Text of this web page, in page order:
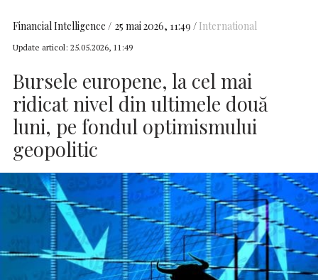
Financial Intelligence 25 mai 2026, 11:49 International
Update articol: 25.05.2026, 11:49
Bursele europene, la cel mai
ridicat nivel din ultimele două
luni, pe fondul optimismului
geopolitic